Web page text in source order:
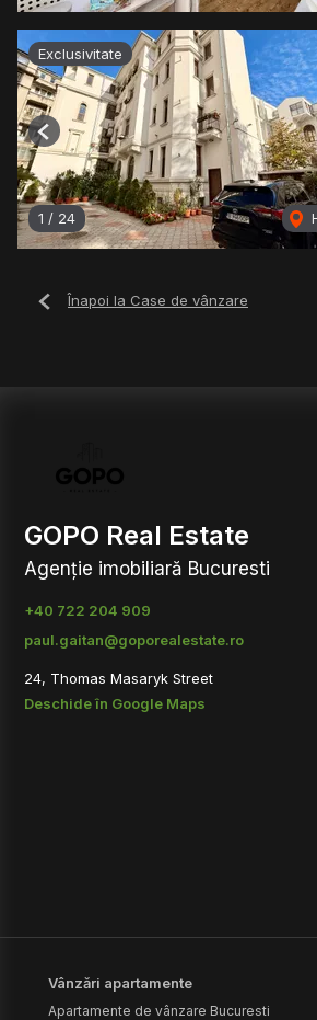
Exclusivitate
1 / 24
Previous
Înapoi la Case de vânzare
GOPO Real Estate
Agenție imobiliară Bucuresti
+40 722 204 909
paul.gaitan@goporealestate.ro
24, Thomas Masaryk Street
Deschide în Google Maps
Vânzări apartamente
Apartamente de vânzare Bucuresti